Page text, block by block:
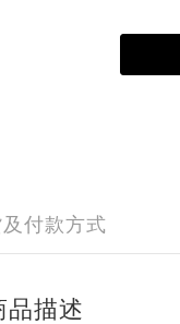
付款方式
品描述